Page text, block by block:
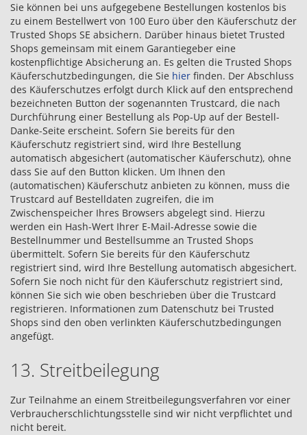
Sie können bei uns aufgegebene Bestellungen kostenlos bis
zu einem Bestellwert von 100 Euro über den Käuferschutz der
Trusted Shops SE absichern. Darüber hinaus bietet Trusted
Shops gemeinsam mit einem Garantiegeber eine
kostenpflichtige Absicherung an. Es gelten die Trusted Shops
Käuferschutzbedingungen, die Sie hier finden. Der Abschluss
des Käuferschutzes erfolgt durch Klick auf den entsprechend
bezeichneten Button der sogenannten Trustcard, die nach
Durchführung einer Bestellung als Pop-Up auf der Bestell-
Danke-Seite erscheint. Sofern Sie bereits für den
Käuferschutz registriert sind, wird Ihre Bestellung
automatisch abgesichert (automatischer Käuferschutz), ohne
dass Sie auf den Button klicken. Um Ihnen den
(automatischen) Käuferschutz anbieten zu können, muss die
Trustcard auf Bestelldaten zugreifen, die im
Zwischenspeicher Ihres Browsers abgelegt sind. Hierzu
werden ein Hash-Wert Ihrer E-Mail-Adresse sowie die
Bestellnummer und Bestellsumme an Trusted Shops
übermittelt. Sofern Sie bereits für den Käuferschutz
registriert sind, wird Ihre Bestellung automatisch abgesichert.
Sofern Sie noch nicht für den Käuferschutz registriert sind,
können Sie sich wie oben beschrieben über die Trustcard
registrieren. Informationen zum Datenschutz bei Trusted
Shops sind den oben verlinkten Käuferschutzbedingungen
angefügt.
13. Streitbeilegung
Zur Teilnahme an einem Streitbeilegungsverfahren vor einer
Verbraucherschlichtungsstelle sind wir nicht verpflichtet und
nicht bereit.